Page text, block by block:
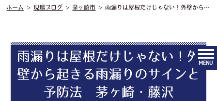
MENU
ホーム >現場ブログ > 茅ヶ崎市 > 雨漏りは屋根だけじゃない！外壁から起きる雨漏りのサインと予防法 茅ヶ崎・藤沢
雨漏りは屋根だけじゃない！外
壁から起きる雨漏りのサインと
予防法 茅ヶ崎・藤沢